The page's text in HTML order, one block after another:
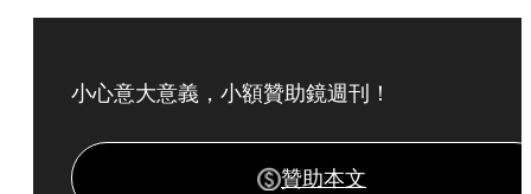
小心意大意義，小額贊助鏡週刊！
贊助本文